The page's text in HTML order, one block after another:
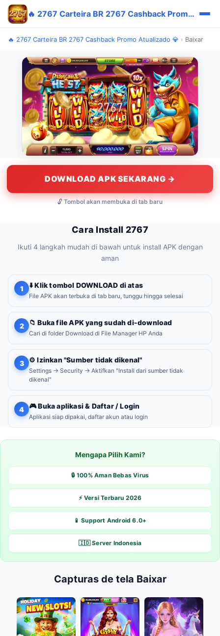
🔥 2767 Carteira BR 2767 Cashback Promo Atualizado 💎
🔥 2767 Carteira BR 2767 Cashback Promo Atualizado 💎 › Baixar
DOWNLOAD APK SEKARANG →
🔓 Tombol akan membuka di tab baru
Cara Install 2767
Ikuti 4 langkah mudah di bawah untuk install APK dengan
aman
1 ⬇️ Klik tombol DOWNLOAD di atas
File APK akan terbuka di tab baru, tunggu hingga selesai
2 📁 Buka file APK yang sudah di-download
Cari di folder Download di File Manager HP Anda
3 ⚙️ Izinkan "Sumber tidak dikenal"
Settings → Security → Aktifkan "Install dari sumber tidak
dikenal"
4 🎮 Buka aplikasi & Daftar / Login
Aplikasi siap dipakai, daftar akun atau login
Mengapa Pilih Kami?
🔒 100% Aman Bebas Virus
⚡ Versi Terbaru 2026
📱 Support Android 6.0+
🇮🇩 Server Indonesia
Capturas de tela Baixar